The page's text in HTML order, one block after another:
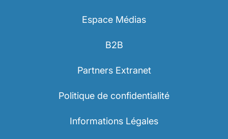
Carrières chez Luxair
Espace Médias
B2B
Partners Extranet
Politique de confidentialité
Informations Légales